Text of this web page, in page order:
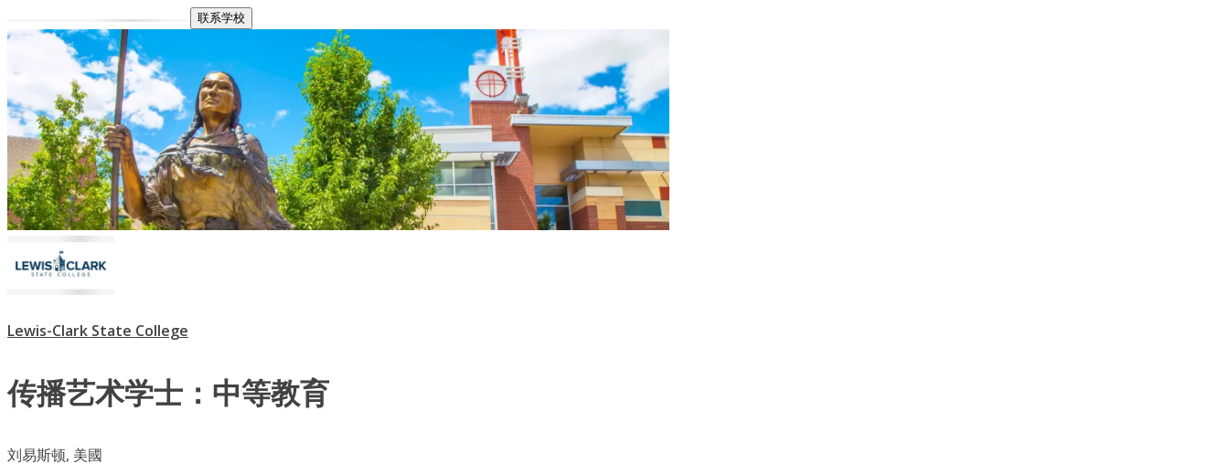
联系学校
Lewis-Clark State College
传播艺术学士：中等教育
刘易斯顿, 美國